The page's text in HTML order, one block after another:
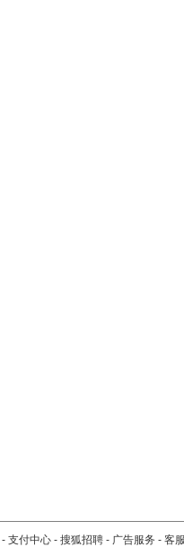
- 支付中心 - 搜狐招聘 - 广告服务 - 客